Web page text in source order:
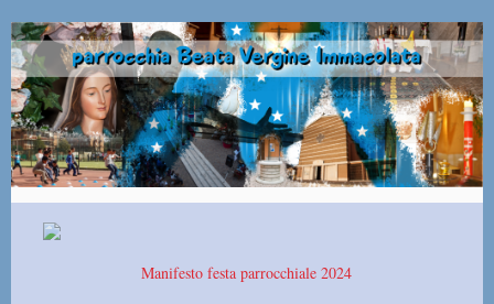
Manifesto festa parrocchiale 2024